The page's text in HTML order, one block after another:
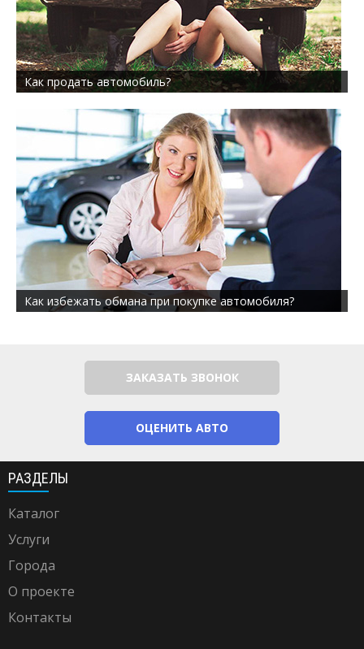
Как продать автомобиль?
Как избежать обмана при покупке автомобиля?
ЗАКАЗАТЬ ЗВОНОК
ОЦЕНИТЬ АВТО
РАЗДЕЛЫ
Каталог
Услуги
Города
О проекте
Контакты